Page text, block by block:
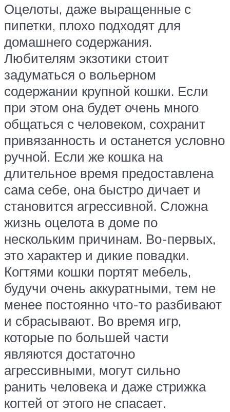
Оцелоты, даже выращенные с
пипетки, плохо подходят для
домашнего содержания.
Любителям экзотики стоит
задуматься о вольерном
содержании крупной кошки. Если
при этом она будет очень много
общаться с человеком, сохранит
привязанность и останется условно
ручной. Если же кошка на
длительное время предоставлена
сама себе, она быстро дичает и
становится агрессивной. Сложна
жизнь оцелота в доме по
нескольким причинам. Во-первых,
это характер и дикие повадки.
Когтями кошки портят мебель,
будучи очень аккуратными, тем не
менее постоянно что-то разбивают
и сбрасывают. Во время игр,
которые по большей части
являются достаточно
агрессивными, могут сильно
ранить человека и даже стрижка
когтей от этого не спасает.